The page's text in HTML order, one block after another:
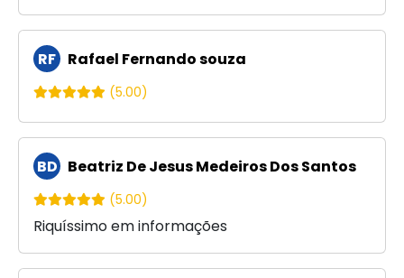
RF Rafael Fernando souza
(5.00)
BD Beatriz De Jesus Medeiros Dos Santos
(5.00)
Riquíssimo em informações